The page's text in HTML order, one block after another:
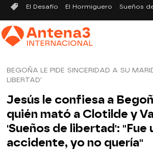
El Desafío El Hormiguero Sueños
BEGOÑA LE PIDE SINCERIDAD A SU
LIBERTAD'
Jesús le confiesa a
quién mató a Clotilde y
'Sueños de libertad': "Fue
accidente, yo no quería"